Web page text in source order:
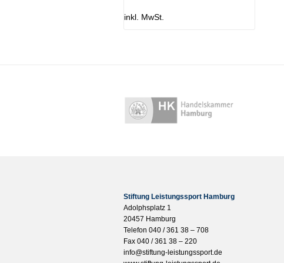
inkl. MwSt.
Stiftung Leistungssport Hamburg
Adolphsplatz 1
20457 Hamburg
Telefon 040 / 361 38 – 708
Fax 040 / 361 38 – 220
info@stiftung-leistungssport.de